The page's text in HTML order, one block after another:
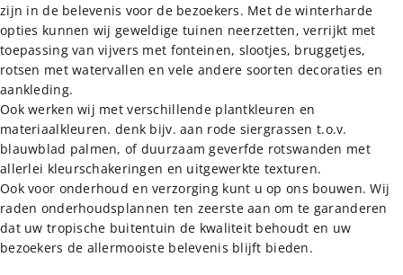
zijn in de belevenis voor de bezoekers. Met de winterharde
opties kunnen wij geweldige tuinen neerzetten, verrijkt met
toepassing van vijvers met fonteinen, slootjes, bruggetjes,
rotsen met watervallen en vele andere soorten decoraties en
aankleding.
Ook werken wij met verschillende plantkleuren en
materiaalkleuren. denk bijv. aan rode siergrassen t.o.v.
blauwblad palmen, of duurzaam geverfde rotswanden met
allerlei kleurschakeringen en uitgewerkte texturen.
Ook voor onderhoud en verzorging kunt u op ons bouwen. Wij
raden onderhoudsplannen ten zeerste aan om te garanderen
dat uw tropische buitentuin de kwaliteit behoudt en uw
bezoekers de allermooiste belevenis blijft bieden.